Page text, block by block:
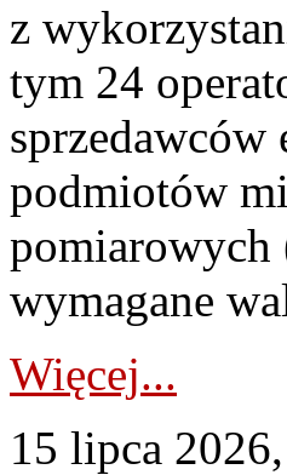
z
tym 24
podmiotów
pomiarowych
wymagane
Więcej...
15 lipca